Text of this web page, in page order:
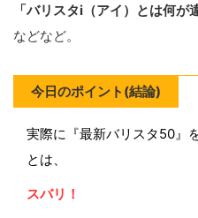
「バリスタi（アイ）とは何が
などなど。
今日のポイント(結論)
実際に『最新バリスタ50』
とは、
スバリ！